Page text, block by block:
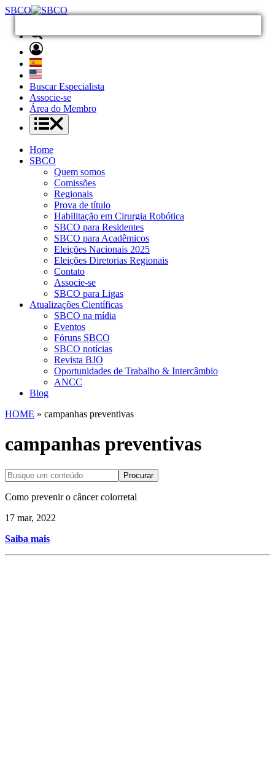
SBCO
Buscar Especialista
Associe-se
Área do Membro
Home
SBCO
Quem somos
Comissões
Regionais
Prova de título
Habilitação em Cirurgia Robótica
SBCO para Residentes
SBCO para Acadêmicos
Eleições Nacionais 2025
Eleições Diretorias Regionais
Contato
Associe-se
SBCO para Ligas
Atualizações Científicas
SBCO na mídia
Eventos
Fóruns SBCO
SBCO notícias
Revista BJO
Oportunidades de Trabalho & Intercâmbio
ANCC
Blog
HOME » campanhas preventivas
campanhas preventivas
Procurar
Como prevenir o câncer colorretal
17 mar, 2022
Saiba mais